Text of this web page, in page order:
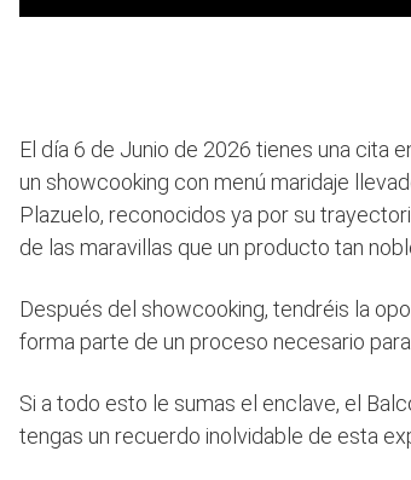
El día 6 de Junio de 2026 tienes una cita
un showcooking con menú maridaje
Plazuelo, reconocidos ya por su
de las maravillas que un producto tan
Después del showcooking, tendréis la
forma parte de un proceso necesario
Si a todo esto le sumas el enclave, el
tengas un recuerdo inolvidable de esta